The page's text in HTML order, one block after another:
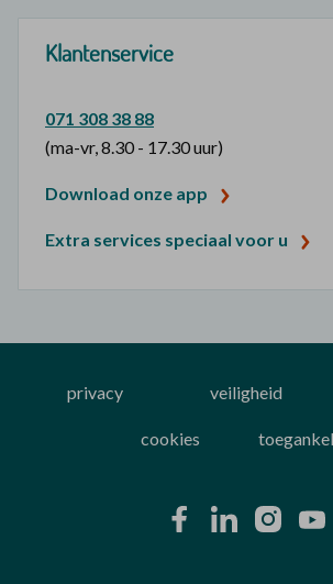
Klantenservice
071 308 38 88
(ma-vr, 8.30 - 17.30 uur)
Download onze app
Extra services speciaal voor u
privacy veiligheid
cookies